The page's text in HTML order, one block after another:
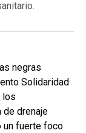
negras
Solidaridad
los
drenaje
un fuerte foco